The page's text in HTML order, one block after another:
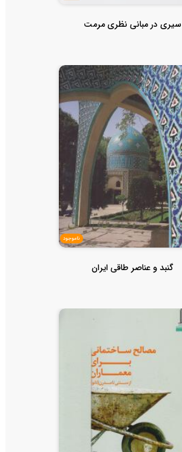
سیری در مبانی نظری مرمت
ناموجود
گنبد و عناصر طاقی ایران